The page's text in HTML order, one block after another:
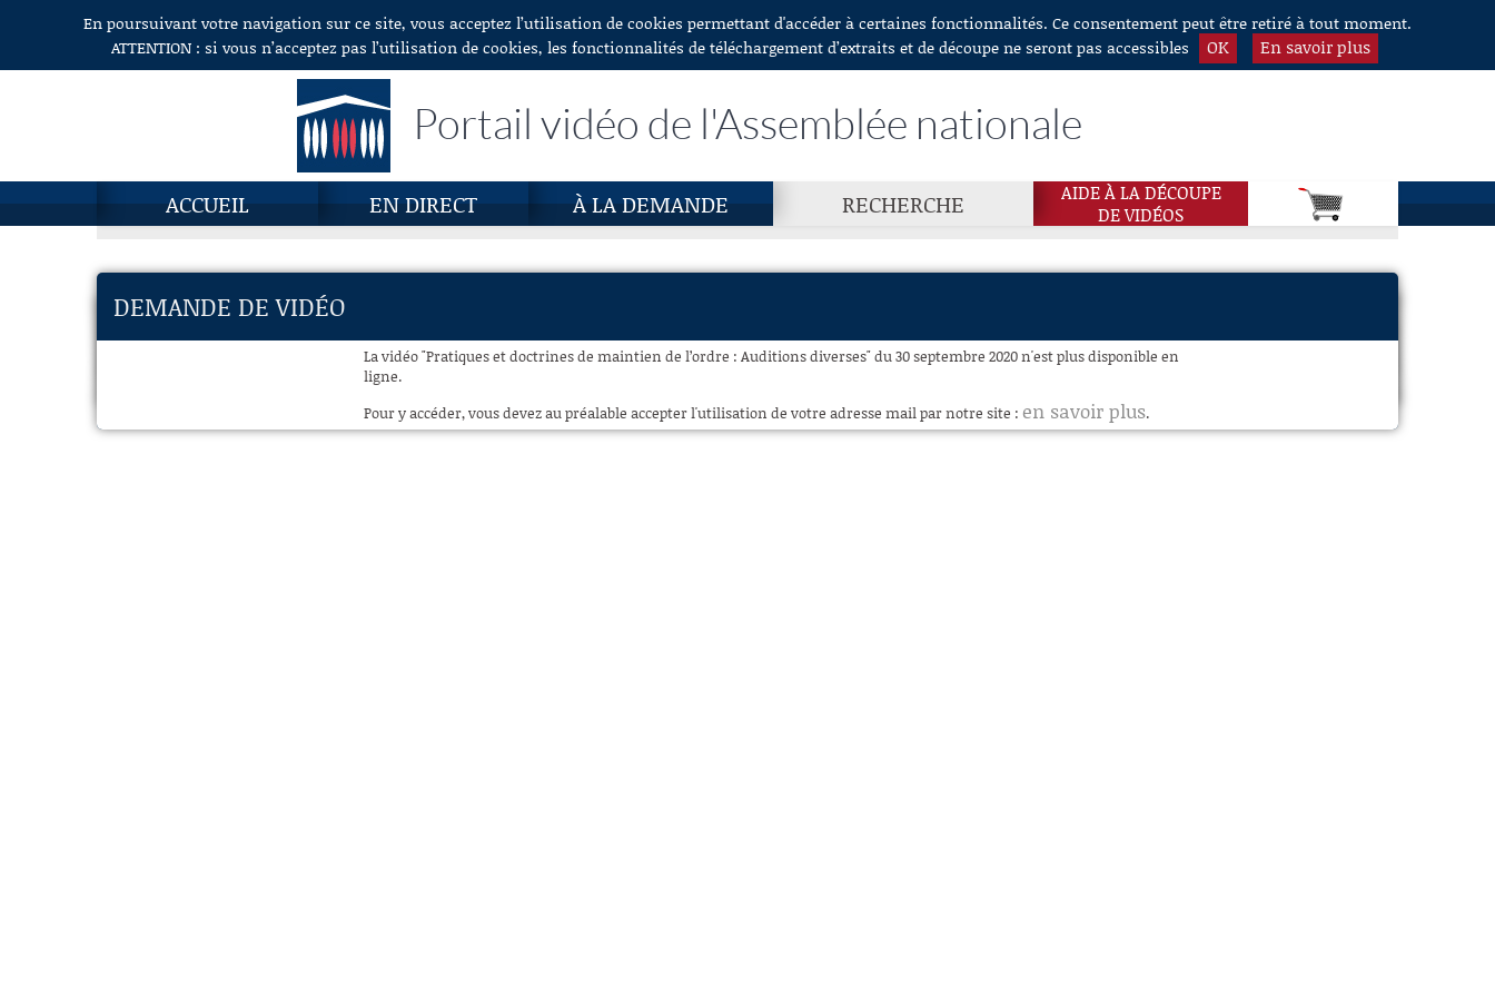
Aller au contenuEn poursuivant votre navigation sur ce site, vous acceptez l’utilisation de cookies permettant d'accéder à certaines fonctionnalités. Ce consentement peut être retiré à tout moment.
ATTENTION : si vous n’acceptez pas l’utilisation de cookies, les fonctionnalités de téléchargement d’extraits et de découpe ne seront pas accessibles
OK En savoir plus
Portail vidéo de l'Assemblée nationale
ACCUEIL EN DIRECT À LA DEMANDE RECHERCHE
AIDE À LA DÉCOUPE
DE VIDÉOS
DEMANDE DE VIDÉO
La vidéo "Pratiques et doctrines de maintien de l’ordre : Auditions diverses" du 30 septembre 2020 n'est plus disponible en
ligne.
Pour y accéder, vous devez au préalable accepter l'utilisation de votre adresse mail par notre site : en savoir plus.